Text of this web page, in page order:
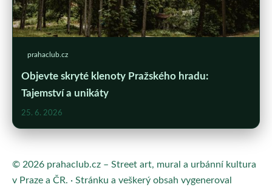
prahaclub.cz
Objevte skryté klenoty Pražského hradu:
Tajemství a unikáty
25. 6. 2026
© 2026 prahaclub.cz – Street art, mural a urbánní kultura
v Praze a ČR. · Stránku a veškerý obsah vygeneroval